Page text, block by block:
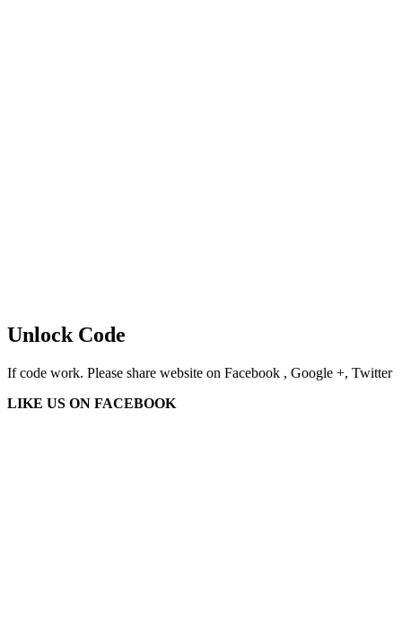
Unlock Code
If code work. Please share website on Facebook , Google +, Twitter
LIKE US ON FACEBOOK